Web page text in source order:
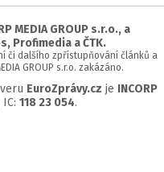
MEDIA GROUP s.r.o., a
Profimedia a ČTK.
či dalšího zpřístupňování článků a
GROUP s.r.o. zakázáno.
EuroZprávy.cz je INCORP
IC: 118 23 054.